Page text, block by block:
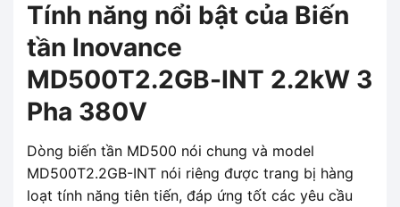
Tính năng nổi bật của Biến
tần Inovance
MD500T2.2GB-INT 2.2kW 3
Pha 380V
Dòng biến tần MD500 nói chung và model
MD500T2.2GB-INT nói riêng được trang bị hàng
loạt tính năng tiên tiến, đáp ứng tốt các yêu cầu